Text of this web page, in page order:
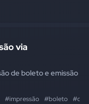
via
de boleto e emissão
#impressão #boleto #carnê